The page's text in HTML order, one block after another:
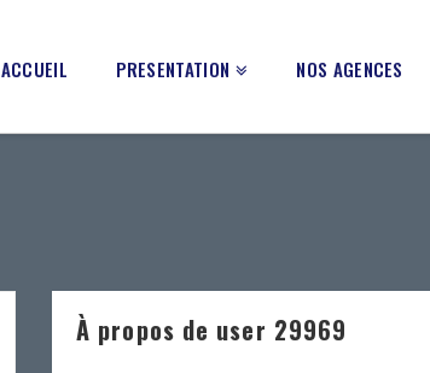
ACCUEIL PRESENTATION NOS AGENCES
À propos de user 29969